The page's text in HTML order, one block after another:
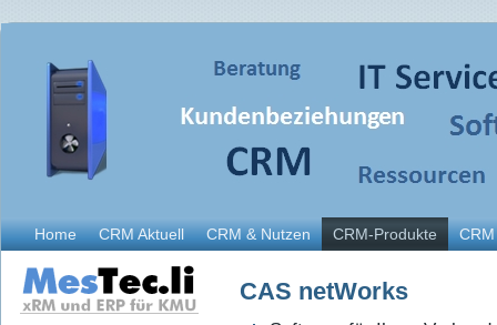
Home CRM Aktuell CRM & Nutzen CRM-Produkte
CAS netWorks